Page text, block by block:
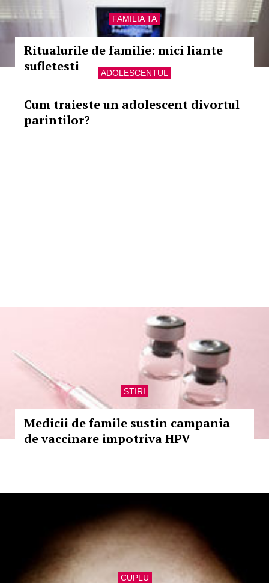
FAMILIA TA
Ritualurile de familie: mici liante
sufletesti
ADOLESCENTUL
Cum traieste un adolescent divortul
parintilor?
STIRI
Medicii de famile sustin campania
de vaccinare impotriva HPV
CUPLU